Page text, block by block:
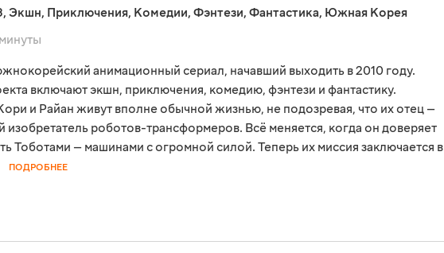
, Экшн, Приключения, Комедии, Фэнтези, Фантастика, Южная Корея
анимационный сериал, начавший выходить в 2010 году.
включают экшн, приключения, комедию, фэнтези и фантастику.
и Райан живут вполне обычной жизнью, не подозревая, что их отец —
изобретатель роботов-трансформеров. Всё меняется, когда он доверяет
Тоботами — машинами с огромной силой. Теперь их миссия заключается в
ПОДРОБНЕЕ